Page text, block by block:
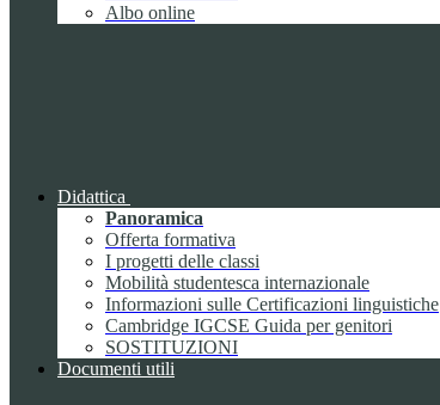
Albo online
Didattica
Panoramica
Offerta formativa
I progetti delle classi
Mobilità studentesca internazionale
Informazioni sulle Certificazioni linguistiche
Cambridge IGCSE Guida per genitori
SOSTITUZIONI
Documenti utili